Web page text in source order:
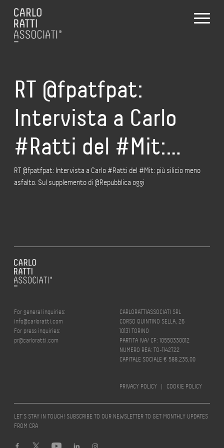
RT @fpatfpat:
Intervista a Carlo
#Ratti del #Mit:…
RT @fpatfpat: Intervista a Carlo #Ratti del #Mit: più silicio meno
asfalto. Sul supplemento di @Repubblica oggi
For general inquiries:
info@carloratti.com
For press inquiries:
pr@carloratti.com
CARLORATTIASSOCIATI SRL
CORSO QUINTINO SELLA, 26
10131 TORINO
PARTITA IVA/ CF: 10550330012
NUMERO REA: TO-1142722
CAPITALE SOCIALE € 588.235,00
PRIVACY POLICY | COOKIE POLICY
LET’S STAY IN TOUCH! SUBSCRIBE TO OUR NEWSLETTER TO GET MONTHLY UPDATES
FROM CRA